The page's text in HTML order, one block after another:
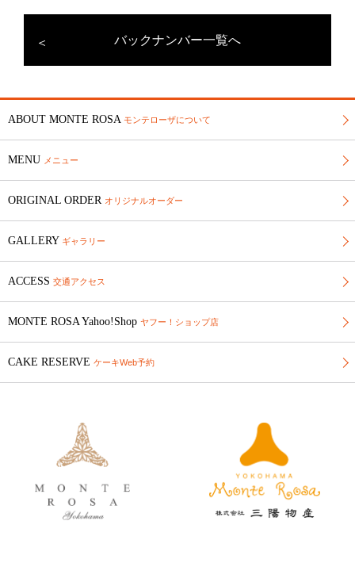
バックナンバー一覧へ
ABOUT MONTE ROSA モンテローザについて
MENU メニュー
ORIGINAL ORDER オリジナルオーダー
GALLERY ギャラリー
ACCESS 交通アクセス
MONTE ROSA Yahoo!Shop ヤフー！ショップ店
CAKE RESERVE ケーキWeb予約